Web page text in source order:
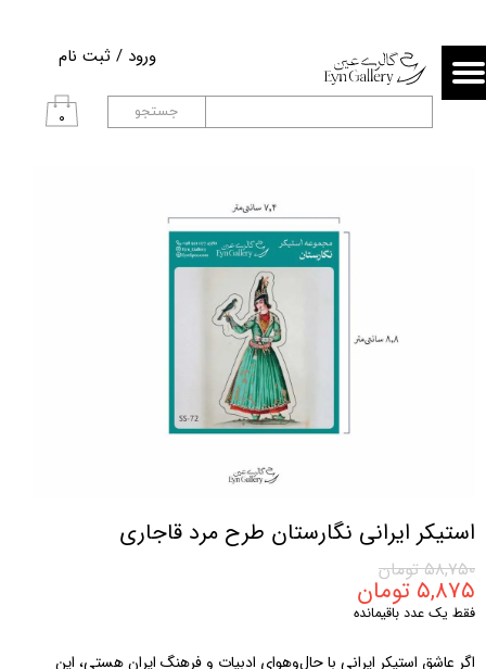
۰
ورود / ثبت نام
حساب کاربری من
تغییر گذر واژه
جستجو
استیکر ایرانی نگارستان طرح مرد قاجاری
۵۸,۷۵۰ تومان
۵,۸۷۵ تومان
فقط یک عدد باقیمانده